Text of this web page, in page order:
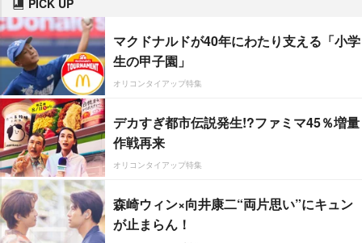
マクドナルドが40年にわたり支える「小学
生の甲子園」
オリコンタイアップ特集
デカすぎ都市伝説発生!?ファミマ45％増量
作戦再来
オリコンタイアップ特集
森崎ウィン×向井康二“両片思い”にキュン
が止まらん！